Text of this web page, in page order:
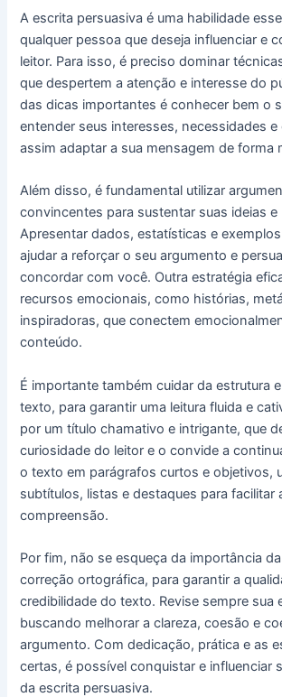
A escrita persuasiva é uma habilidade
qualquer pessoa que deseja influenciar e
leitor. Para isso, é preciso dominar
que despertem a atenção e interesse do
das dicas importantes é conhecer bem o
entender seus interesses, necessidades e
assim adaptar a sua mensagem de forma
Além disso, é fundamental utilizar
convincentes para sustentar suas ideias
Apresentar dados, estatísticas e
ajudar a reforçar o seu argumento e
concordar com você. Outra estratégia
recursos emocionais, como histórias,
inspiradoras, que conectem
conteúdo.
É importante também cuidar da estrutura
texto, para garantir uma leitura fluida e
por um título chamativo e intrigante, que
curiosidade do leitor e o convide a
o texto em parágrafos curtos e objetivos,
subtítulos, listas e destaques para facilitar
compreensão.
Por fim, não se esqueça da importância
correção ortográfica, para garantir a
credibilidade do texto. Revise sempre sua
buscando melhorar a clareza, coesão e
argumento. Com dedicação, prática e as
certas, é possível conquistar e influenciar
da escrita persuasiva.